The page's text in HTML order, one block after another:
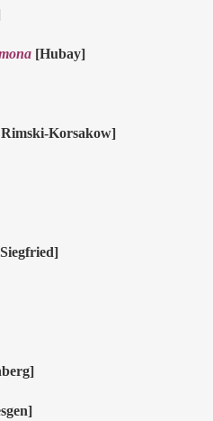
[Hubay]
Korsakow]
Siegfried]